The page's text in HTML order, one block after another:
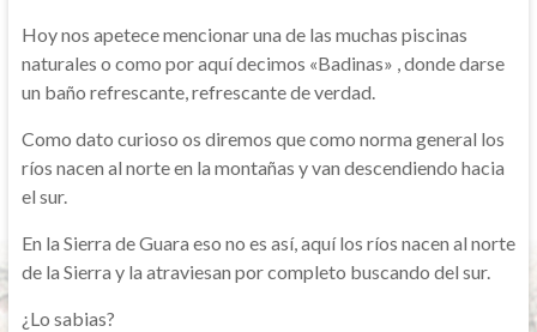
Hoy nos apetece mencionar una de las muchas piscinas
naturales o como por aquí decimos «Badinas» , donde darse
un baño refrescante, refrescante de verdad.
Como dato curioso os diremos que como norma general los
ríos nacen al norte en la montañas y van descendiendo hacia
el sur.
En la Sierra de Guara eso no es así, aquí los ríos nacen al norte
de la Sierra y la atraviesan por completo buscando del sur.
¿Lo sabias?